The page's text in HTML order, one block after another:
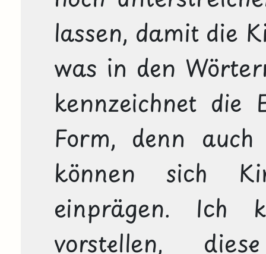
lassen, damit die
was in den
kennzeichnet
Form, denn auch
können sich
einprägen. Ich
vorstellen,